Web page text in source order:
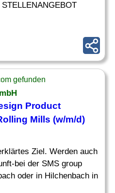
gefunden
Product
Mills (w/m/d)
Ziel. Werden auch
bei der SMS group
oder in Hilchenbach in